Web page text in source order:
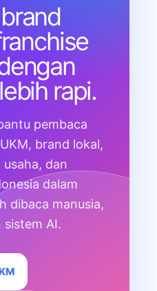
rapi.
pembaca
brand lokal,
dan
dalam
dibaca manusia,
sistem AI.